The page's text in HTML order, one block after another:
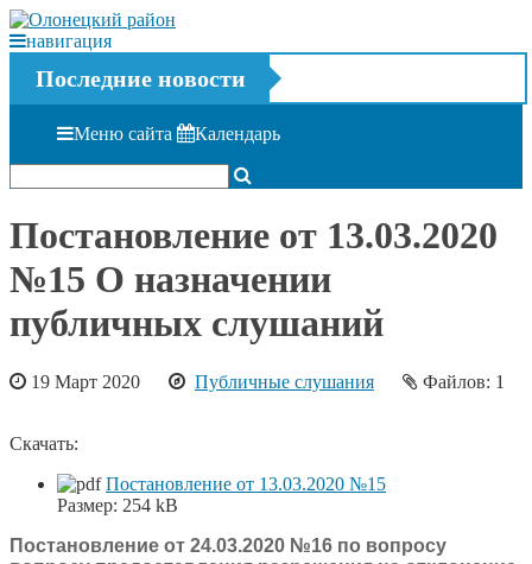
навигация
Последние новости
Меню сайта Календарь
Постановление от 13.03.2020
№15 О назначении
публичных слушаний
19 Март 2020 Публичные слушания Файлов: 1
Скачать:
Постановление от 13.03.2020 №15
Размер: 254 kB
Постановление от 24.03.2020 №16 по вопросу